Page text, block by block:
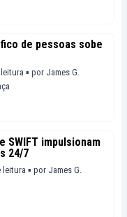
de pessoas sobe
▪ por James G.
SWIFT impulsionam
24/7
leitura ▪ por James G.